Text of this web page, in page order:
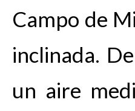
Campo de
inclinada.
un aire